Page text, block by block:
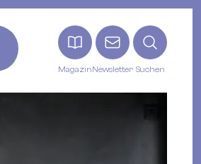
MagazinNewsletter Suchen